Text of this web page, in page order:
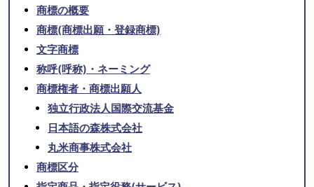
商標の概要
商標(商標出願・登録商標)
文字商標
称呼(呼称)・ネーミング
商標権者・商標出願人
独立行政法人国際交流基金
日本語の森株式会社
丸米商事株式会社
商標区分